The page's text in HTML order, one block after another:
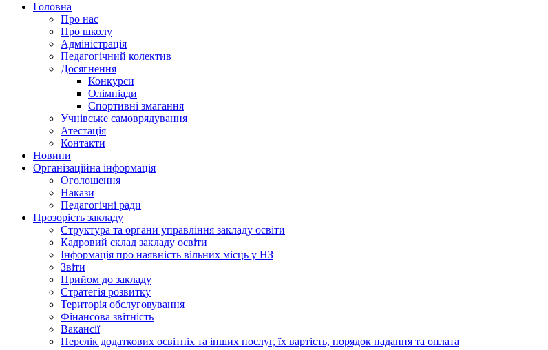
Головна
Про нас
Про школу
Адміністрація
Педагогічний колектив
Досягнення
Конкурси
Олімпіади
Спортивні змагання
Учнівське самоврядування
Атестація
Контакти
Новини
Організаційна інформація
Оголошення
Накази
Педагогічні ради
Прозорість закладу
Структура та органи управління закладу освіти
Кадровий склад закладу освіти
Інформація про наявність вільних місць у НЗ
Звіти
Прийом до закладу
Стратегія розвитку
Територія обслуговування
Фінансова звітність
Вакансії
Перелік додаткових освітніх та інших послуг, їх вартість, порядок надання та оплата